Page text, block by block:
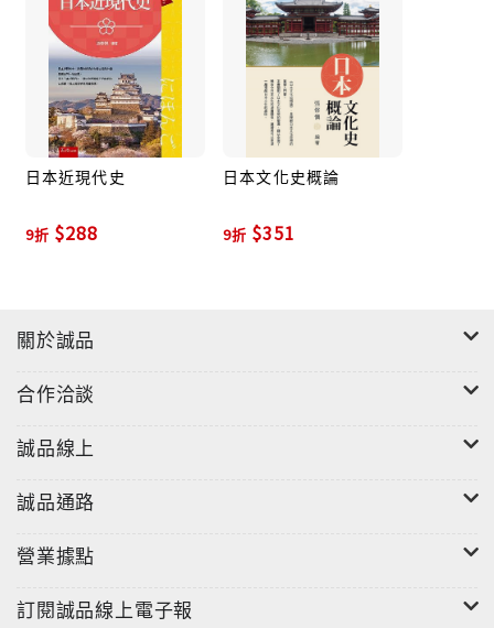
日本近現代史
9折 $288
日本文化史概論
9折 $351
關於誠品
合作洽談
誠品線上
誠品通路
營業據點
訂閱誠品線上電子報